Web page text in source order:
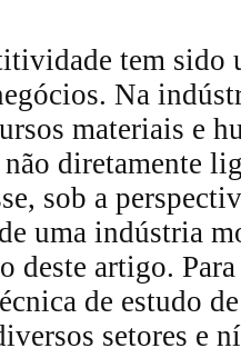
tem sido
Na
materiais e
diretamente
sob a
uma indústria
deste artigo.
de estudo
setores e